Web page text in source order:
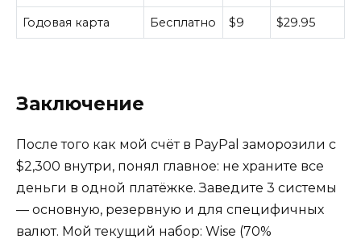
Годовая карта Бесплатно $9 $29.95
Заключение
После того как мой счёт в PayPal заморозили с
$2,300 внутри, понял главное: не храните все
деньги в одной платёжке. Заведите 3 системы
— основную, резервную и для специфичных
валют. Мой текущий набор: Wise (70%